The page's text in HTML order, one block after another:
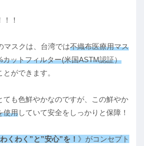
！
マスクは、台湾では不織布医療用マス
カットフィルター(米国ASTM認証）
ができます。
ても色鮮やかなのですが、この鮮やか
使用していて安全をしっかりと保障！
くわく”と”安心”を！ 》がコンセプト